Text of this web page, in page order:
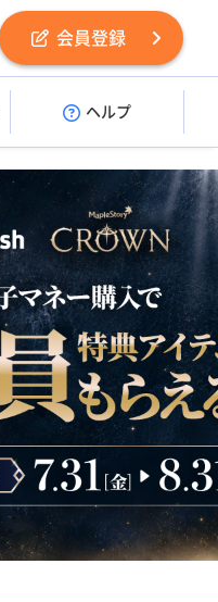
会員登録
ヘルプ